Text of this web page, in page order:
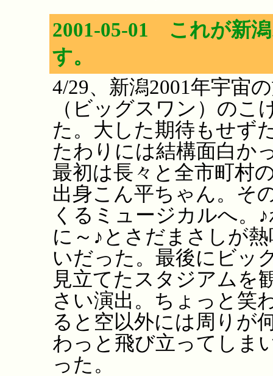
2001-05-01 これが新
す。
4/29、新潟2001年宇宙
（ビッグスワン）のこ
た。大した期待もせず
たわりには結構面白か
最初は長々と全市町村
出身こん平ちゃん。そ
くるミュージカルへ。
に～♪とさだまさしが
いだった。最後にビッ
見立てたスタジアムを
さい演出。ちょっと笑
ると空以外には周りが
わっと飛び立ってしま
った。